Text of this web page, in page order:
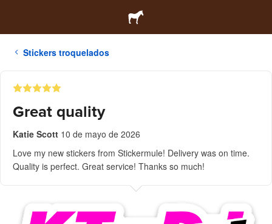
Stickers troquelados
Great quality
Katie Scott 10 de mayo de 2026
Love my new stickers from Stickermule! Delivery was on time.
Quality is perfect. Great service! Thanks so much!